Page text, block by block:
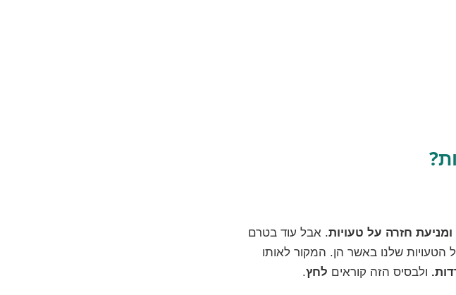
חזרה על טעויות. אבל עוד בטרם
הטעויות שלנו באשר הן. המקור לאותו
ולבסיס הזה קוראים לחץ.